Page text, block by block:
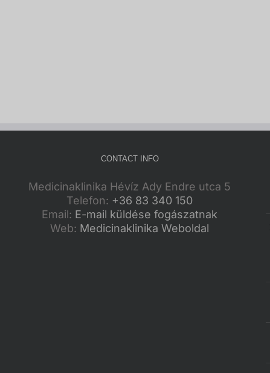
CONTACT INFO
Medicinaklinika Hévíz Ady Endre utca 5
Telefon: +36 83 340 150
Email: E-mail küldése fogászatnak
Web: Medicinaklinika Weboldal